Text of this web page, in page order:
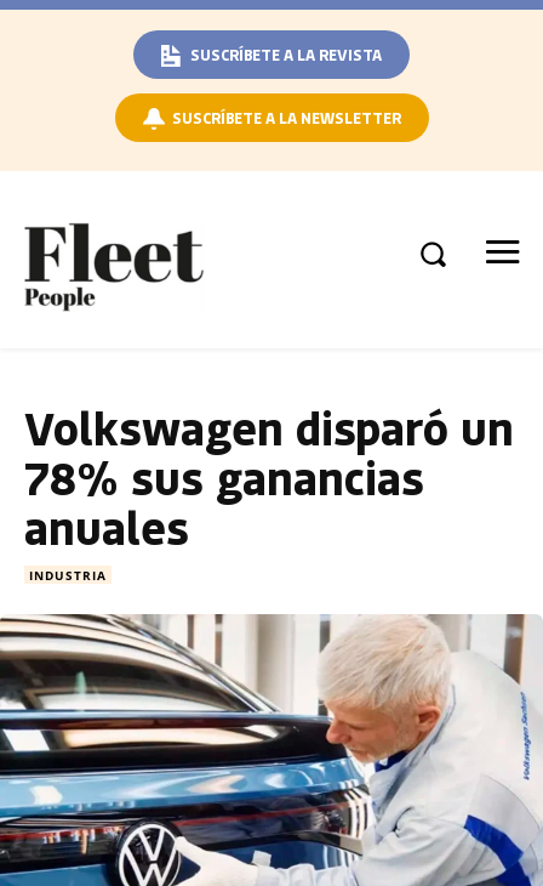
SUSCRÍBETE A LA REVISTA
SUSCRÍBETE A LA NEWSLETTER
Volkswagen disparó un
78% sus ganancias
anuales
INDUSTRIA